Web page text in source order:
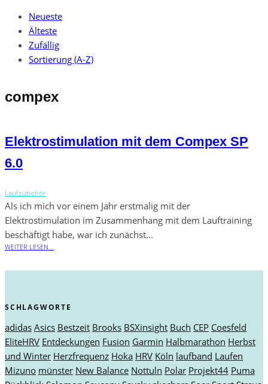
Neueste
Älteste
Zufällig
Sortierung (A-Z)
compex
Elektrostimulation mit dem Compex SP
6.0
Laufzubehör
Als ich mich vor einem Jahr erstmalig mit der
Elektrostimulation im Zusammenhang mit dem Lauftraining
beschäftigt habe, war ich zunächst...
WEITER LESEN...
SCHLAGWORTE
adidas Asics Bestzeit Brooks BSXinsight Buch CEP Coesfeld
EliteHRV Entdeckungen Fusion Garmin Halbmarathon Herbst
und Winter Herzfrequenz Hoka HRV Köln laufband Laufen
Mizuno münster New Balance Nottuln Polar Projekt44 Puma